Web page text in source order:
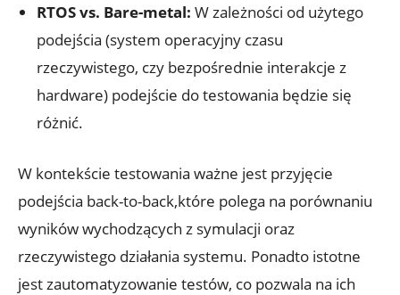
RTOS vs. Bare-metal: W zależności od użytego
podejścia (system operacyjny czasu
rzeczywistego, czy bezpośrednie interakcje z
hardware) podejście do testowania będzie się
różnić.
W kontekście testowania ważne jest przyjęcie
podejścia back-to-back,które polega na porównaniu
wyników wychodzących z symulacji oraz
rzeczywistego działania systemu. Ponadto istotne
jest zautomatyzowanie testów, co pozwala na ich